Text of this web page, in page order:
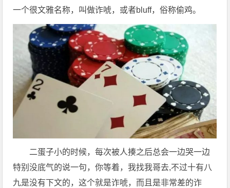
一个很文雅名称，叫做诈唬，或者bluff，俗称偷鸡。
二蛋子小的时候，每次被人揍之后总会一边哭一边
特别没底气的说一句，你等着，我找我哥去,不过十有八
九是没有下文的，这个就是诈唬，而且是非常差的诈